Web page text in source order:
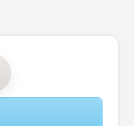
de knoppen om de hoeveelheid te